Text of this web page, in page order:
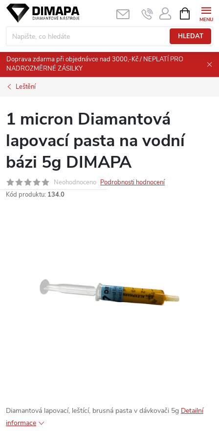
Přejít
obsah
HLEDAT
NÁKUPNÍ
KOŠÍK
Doprava zdarma při objednávce nad 3000,-Kč / NEPLATÍ PRO
NADROZMĚRNÉ ZÁSILKY
Leštění
1 micron Diamantová
lapovací pasta na vodní
bázi 5g DIMAPA
Neohodnoceno Podrobnosti hodnocení
Kód produktu: 134.0
Diamantová lapovací, leštící, brusná pasta v dávkovači 5g Detailní
informace